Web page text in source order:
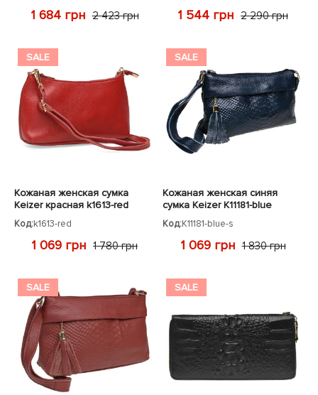
1 684 грн 2 423 грн 1 544 грн 2 290 грн
SALE
Кожаная женская сумка
Keizer красная k1613-red
Код:k1613-red
1 069 грн 1 780 грн
SALE
Кожаная женская синяя
сумка Keizer K11181-blue
Код:K11181-blue-s
1 069 грн 1 830 грн
SALE SALE